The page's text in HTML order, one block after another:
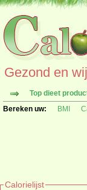
Gezond en
Top dieet
Bereken uw:
BMI
Calorielijst